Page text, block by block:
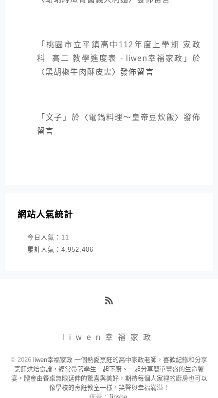
「 桃園市立平鎮高中112年度上學期 家政
科 高二 教學進度表 - liwen幸福家政 」於
〈黑胡椒牛肉酥皮盅 〉發佈留言
「 文子 」於〈電鍋料理～皇帝豆炊飯〉發佈
留言
網站人氣統計
今日人氣： 11
累計人氣： 4,952,406
liwen幸福家政
© 2026 liwen幸福家政 一個熱愛烹飪的高中家政老師，喜歡紀錄和分享
烹飪烘焙食譜，經常帶著學生一起下廚、一起分享簡單豐盛的生命饗
宴，體會由餐桌無限延伸的驚喜與美好，期待每個人家裡的廚房也可以
像學校的烹飪教室一樣，笑聲與幸福滿溢！